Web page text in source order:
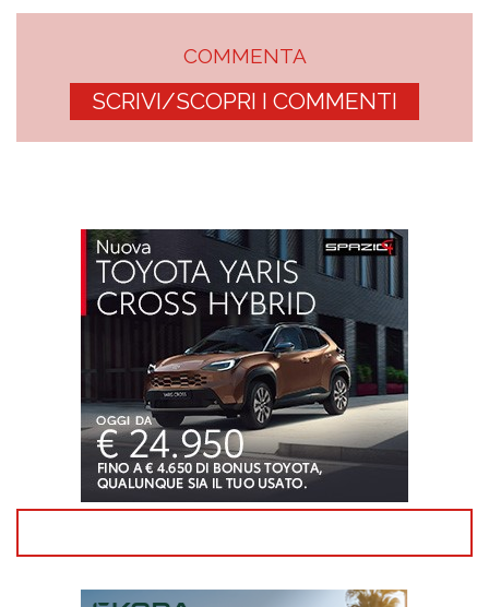
COMMENTA
SCRIVI/SCOPRI I COMMENTI